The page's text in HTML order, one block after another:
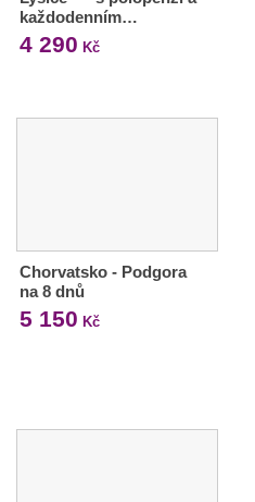
každodenním…
4 290 Kč
Chorvatsko - Podgora
na 8 dnů
5 150 Kč